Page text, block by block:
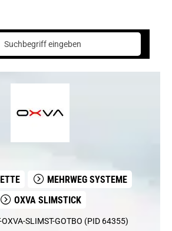
Systeme
OXVA Slimstick
MEHRWEG SYSTEME
OXVA SLIMSTICK
SLIMST-GOTBO (PID 64355)